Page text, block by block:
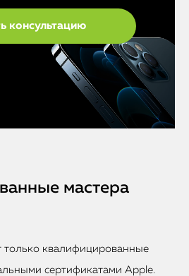
мастера
только квалифицированные
сертификатами Apple.